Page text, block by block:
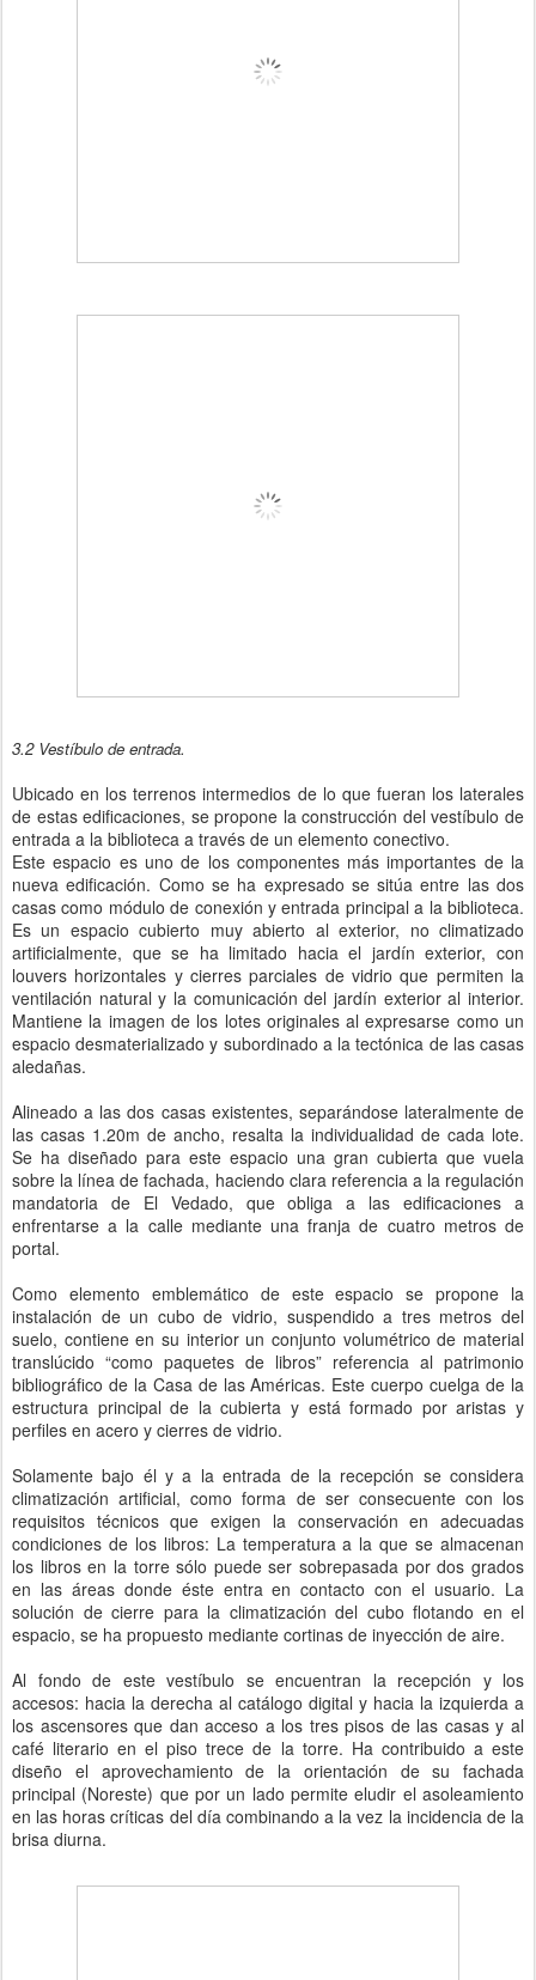
3.2 Vestíbulo de entrada.
Ubicado en los terrenos intermedios de lo que fueran los laterales
de estas edificaciones, se propone la construcción del vestíbulo de
entrada a la biblioteca a través de un elemento conectivo.
Este espacio es uno de los componentes más importantes de la
nueva edificación. Como se ha expresado se sitúa entre las dos
casas como módulo de conexión y entrada principal a la biblioteca.
Es un espacio cubierto muy abierto al exterior, no climatizado
artificialmente, que se ha limitado hacia el jardín exterior, con
louvers horizontales y cierres parciales de vidrio que permiten la
ventilación natural y la comunicación del jardín exterior al interior.
Mantiene la imagen de los lotes originales al expresarse como un
espacio desmaterializado y subordinado a la tectónica de las casas
aledañas.
Alineado a las dos casas existentes, separándose lateralmente de
las casas 1.20m de ancho, resalta la individualidad de cada lote.
Se ha diseñado para este espacio una gran cubierta que vuela
sobre la línea de fachada, haciendo clara referencia a la regulación
mandatoria de El Vedado, que obliga a las edificaciones a
enfrentarse a la calle mediante una franja de cuatro metros de
portal.
Como elemento emblemático de este espacio se propone la
instalación de un cubo de vidrio, suspendido a tres metros del
suelo, contiene en su interior un conjunto volumétrico de material
translúcido “como paquetes de libros” referencia al patrimonio
bibliográfico de la Casa de las Américas. Este cuerpo cuelga de la
estructura principal de la cubierta y está formado por aristas y
perfiles en acero y cierres de vidrio.
Solamente bajo él y a la entrada de la recepción se considera
climatización artificial, como forma de ser consecuente con los
requisitos técnicos que exigen la conservación en adecuadas
condiciones de los libros: La temperatura a la que se almacenan
los libros en la torre sólo puede ser sobrepasada por dos grados
en las áreas donde éste entra en contacto con el usuario. La
solución de cierre para la climatización del cubo flotando en el
espacio, se ha propuesto mediante cortinas de inyección de aire.
Al fondo de este vestíbulo se encuentran la recepción y los
accesos: hacia la derecha al catálogo digital y hacia la izquierda a
los ascensores que dan acceso a los tres pisos de las casas y al
café literario en el piso trece de la torre. Ha contribuido a este
diseño el aprovechamiento de la orientación de su fachada
principal (Noreste) que por un lado permite eludir el asoleamiento
en las horas críticas del día combinando a la vez la incidencia de la
brisa diurna.